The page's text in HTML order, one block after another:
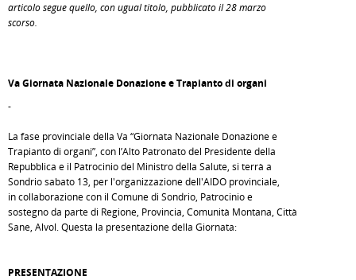
articolo segue quello, con ugual titolo, pubblicato il 28 marzo
scorso.
Va Giornata Nazionale Donazione e Trapianto di organi
-
La fase provinciale della Va “Giornata Nazionale Donazione e
Trapianto di organi”, con l’Alto Patronato del Presidente della
Repubblica e il Patrocinio del Ministro della Salute, si terrà a
Sondrio sabato 13, per l'organizzazione dell'AIDO provinciale,
in collaborazione con il Comune di Sondrio, Patrocinio e
sostegno da parte di Regione, Provincia, Comunità Montana, Città
Sane, Alvol. Questa la presentazione della Giornata:
PRESENTAZIONE